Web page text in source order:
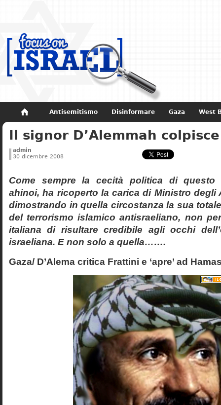
Antisemitismo Disinformare Gaza West
Non dimenticare Storia di Israele
Il signor D’Alemmah
admin
30 dicembre 2008
Come sempre la cecità politica di questo
ahinoi, ha ricoperto la carica di Ministro degli
dimostrando in quella circostanza la sua
del terrorismo islamico antisraeliano, non
italiana di risultare credibile agli occhi
israeliana. E non solo a quella…….
Gaza/ D’Alema critica Frattini e ‘apre’ ad